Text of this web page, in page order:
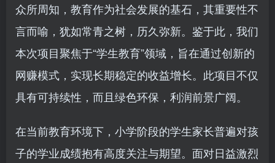
众所周知，教育作为社会发展的基石，其重要性不
言而喻，犹如常青之树，历久弥新。鉴于此，我们
本次项目聚焦于“学生教育”领域，旨在通过创新的
网赚模式，实现长期稳定的收益增长。此项目不仅
具有可持续性，而且绿色环保，利润前景广阔。
在当前教育环境下，小学阶段的学生家长普遍对孩
子的学业成绩抱有高度关注与期望。面对日益激烈